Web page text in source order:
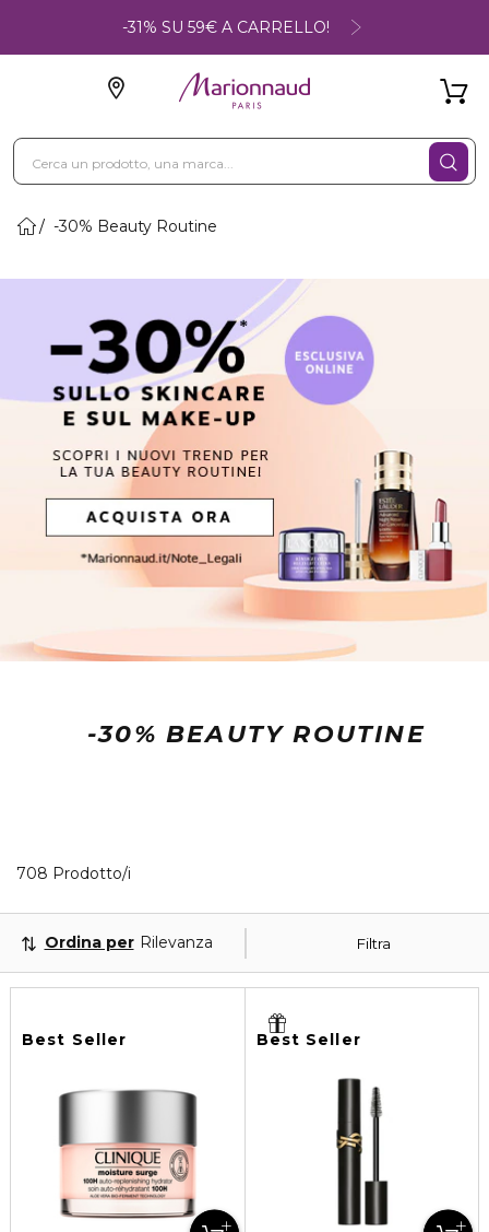
-31% SU 59€ A CARRELLO!
-30% Beauty Routine
-30% BEAUTY ROUTINE
708 Prodotto/i
Filtra
Ordina per Rilevanza
Best Seller Best Seller